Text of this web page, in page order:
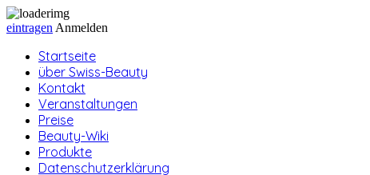
eintragen Anmelden
Startseite
über Swiss-Beauty
Kontakt
Veranstaltungen
Preise
Beauty-Wiki
Produkte
Datenschutzerklärung